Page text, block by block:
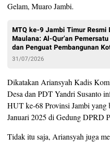
Gelam, Muaro Jambi.
MTQ ke-9 Jambi Timur Resmi
Maulana: Al-Qur’an
dan Penguat Pembangunan
31/07/2026
Dikatakan Ariansyah Kadis
Desa dan PDT Yandri Susanto
HUT ke-68 Provinsi Jambi yang
Januari 2025 di Gedung DPRD
Tidak itu saja, Ariansyah juga